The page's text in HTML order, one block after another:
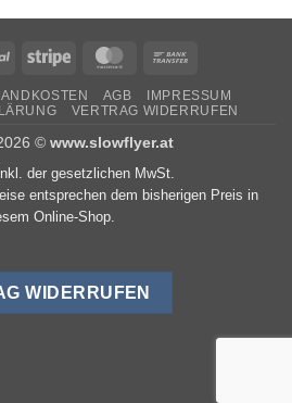
PayPal Stripe MasterCard
AGB
IMPRESSUM
VERTRAG WIDERRUFEN
© www.slowflyer.at
der gesetzlichen MwSt.
entsprechen dem bisherigen Preis in
Online-Shop.
WIDERRUFEN